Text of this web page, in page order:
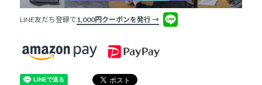
LINE友だち登録で1,000円クーポンを発行 →